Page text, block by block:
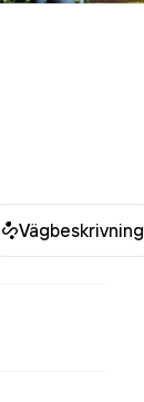
Vägbeskrivning